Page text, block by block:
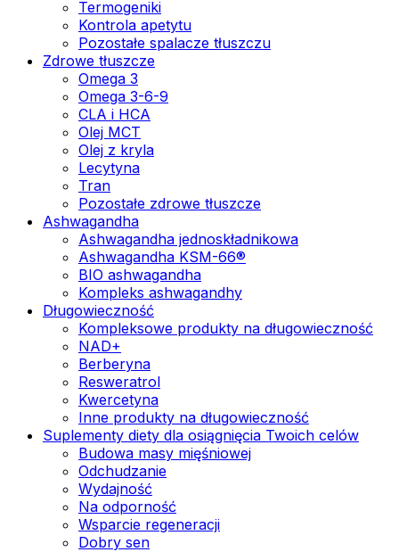
Termogeniki
Kontrola apetytu
Pozostałe spalacze tłuszczu
Zdrowe tłuszcze
Omega 3
Omega 3-6-9
CLA i HCA
Olej MCT
Olej z kryla
Lecytyna
Tran
Pozostałe zdrowe tłuszcze
Ashwagandha
Ashwagandha jednoskładnikowa
Ashwagandha KSM-66®
BIO ashwagandha
Kompleks ashwagandhy
Długowieczność
Kompleksowe produkty na długowieczność
NAD+
Berberyna
Resweratrol
Kwercetyna
Inne produkty na długowieczność
Suplementy diety dla osiągnięcia Twoich celów
Budowa masy mięśniowej
Odchudzanie
Wydajność
Na odporność
Wsparcie regeneracji
Dobry sen